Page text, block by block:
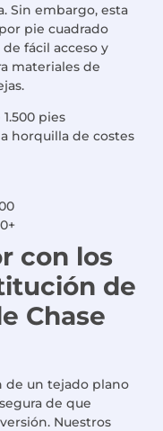
Sin embargo, esta
pie cuadrado
fácil acceso y
materiales de
pies
horquilla de costes
con los
de
Chase
de un tejado plano
de que
Nuestros